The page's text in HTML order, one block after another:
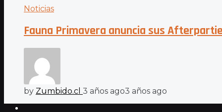
Noticias
Fauna Primavera anuncia sus
by Zumbido.cl 3 años ago3 años ago